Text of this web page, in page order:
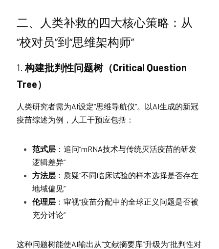
二、人类补救的四大核心策略：从
“校对员”到“思维架构师”
1. 构建批判性问题树（Critical Question
Tree）
人类研究者需为AI设定“思维导航仪”。以AI生成的新冠
疫苗综述为例，人工干预应包括：
范式层 ：追问“mRNA技术与传统灭活疫苗的研发
逻辑差异”
方法层 ：质疑“不同临床试验的样本选择是否存在
地域偏见”
伦理层 ：审视“疫苗分配中的全球正义问题是否被
充分讨论”
这种问题树能使AI输出从“文献摘要库”升级为“批判性对